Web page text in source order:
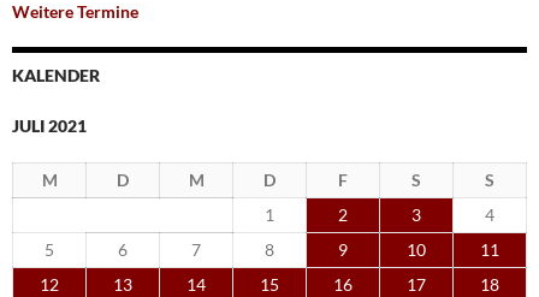
Weitere Termine
KALENDER
JULI 2021
M D M D F S
S
1
2 3
4
5
6 7 8 9 10
11
12
13 14 15 16 17
18